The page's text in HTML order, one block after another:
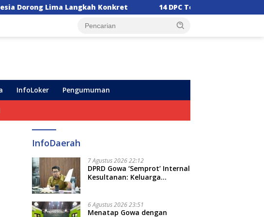
Konkret 14 DPC Terima SK Kepengurusan, Ketua DPW PPP
InfoLoker Pengumuman
InfoDaerah
7 Agustus 2026 22:12
DPRD Gowa ‘Semprot’ Internal
Kesultanan: Keluarga
6 Agustus 2026 23:51
Menatap Gowa dengan